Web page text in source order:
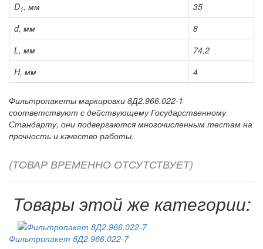
D1, мм
35
d, мм
8
L, мм
74,2
H, мм
4
Фильтропакеты маркировки 8Д2.966.022-1
соответствуют с действующему Государственному
Стандарту, они подвергаются многочисленным тестам на
прочность и качество работы.
(ТОВАР ВРЕМЕННО ОТСУТСТВУЕТ)
Товары этой же категории:
Фильтропакет 8Д2.966.022-7